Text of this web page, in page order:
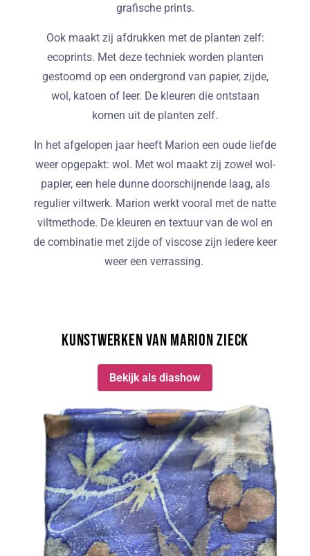
grafische prints.
Ook maakt zij afdrukken met de planten zelf:
ecoprints. Met deze techniek worden planten
gestoomd op een ondergrond van papier, zijde,
wol, katoen of leer. De kleuren die ontstaan
komen uit de planten zelf.
In het afgelopen jaar heeft Marion een oude liefde
weer opgepakt: wol. Met wol maakt zij zowel wol-
papier, een hele dunne doorschijnende laag, als
regulier viltwerk. Marion werkt vooral met de natte
viltmethode. De kleuren en textuur van de wol en
de combinatie met zijde of viscose zijn iedere keer
weer een verrassing.
Kunstwerken van Marion Zieck
Bekijk als diashow